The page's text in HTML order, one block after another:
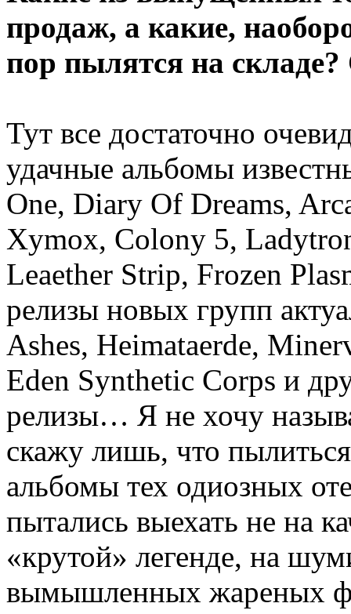
продаж, а какие,
пор пылятся на складе?
Тут все достаточно
удачные альбомы
One, Diary Of Dreams,
Xymox, Colony 5,
Leaether Strip, Frozen
релизы новых групп
Ashes, Heimataerde,
Eden Synthetic Corps и
релизы… Я не хочу
скажу лишь, что
альбомы тех одиозных
пытались выехать не на
«крутой» легенде, на
вымышленных жареных